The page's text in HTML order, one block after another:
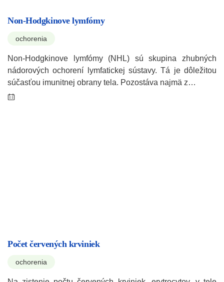
Non-Hodgkinove lymfómy
ochorenia
Non-Hodgkinove lymfómy (NHL) sú skupina zhubných
nádorových ochorení lymfatickej sústavy. Tá je dôležitou
súčasťou imunitnej obrany tela. Pozostáva najmä z…
Počet červených krviniek
ochorenia